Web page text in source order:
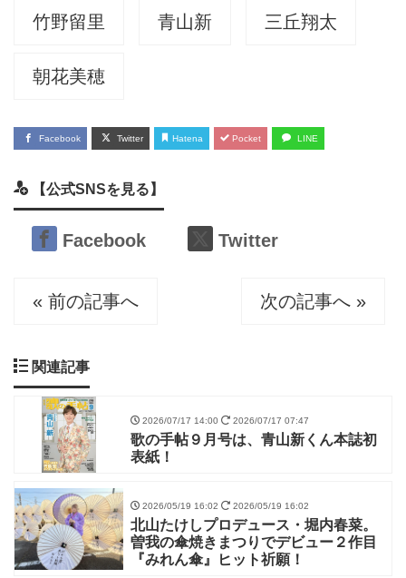
竹野留里 青山新 三丘翔太
朝花美穂
Facebook Twitter Hatena Pocket LINE
【公式SNSを見る】
Facebook Twitter
« 前の記事へ 次の記事へ »
関連記事
2026/07/17 14:00 2026/07/17 07:47
歌の手帖９月号は、青山新くん本誌初
表紙！
2026/05/19 16:02 2026/05/19 16:02
北山たけしプロデュース・堀内春菜。
曽我の傘焼きまつりでデビュー２作目
『みれん傘』ヒット祈願！